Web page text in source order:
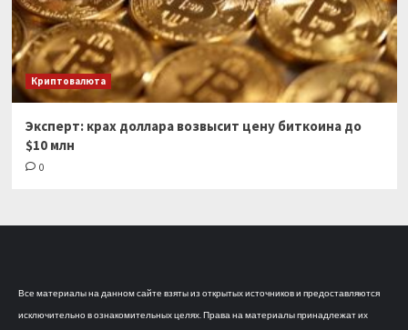
Криптовалюта
Эксперт: крах доллара возвысит цену биткоина до
$10 млн
0
Все материалы на данном сайте взяты из открытых источников и предоставляются
исключительно в ознакомительных целях. Права на материалы принадлежат их